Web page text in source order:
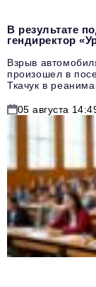
В результате
гендиректор
Взрыв
произошел в
Ткачук в
05 августа